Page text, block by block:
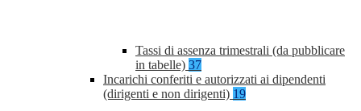
Tassi di assenza trimestrali (da pubblicare
in tabelle) 37
Incarichi conferiti e autorizzati ai dipendenti
(dirigenti e non dirigenti) 19